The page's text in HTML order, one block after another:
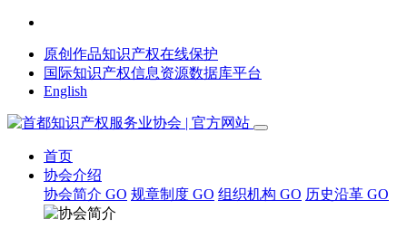
原创作品知识产权在线保护
国际知识产权信息资源数据库平台
English
首页
协会介绍
协会简介 GO 规章制度 GO 组织机构 GO 历史沿革 GO